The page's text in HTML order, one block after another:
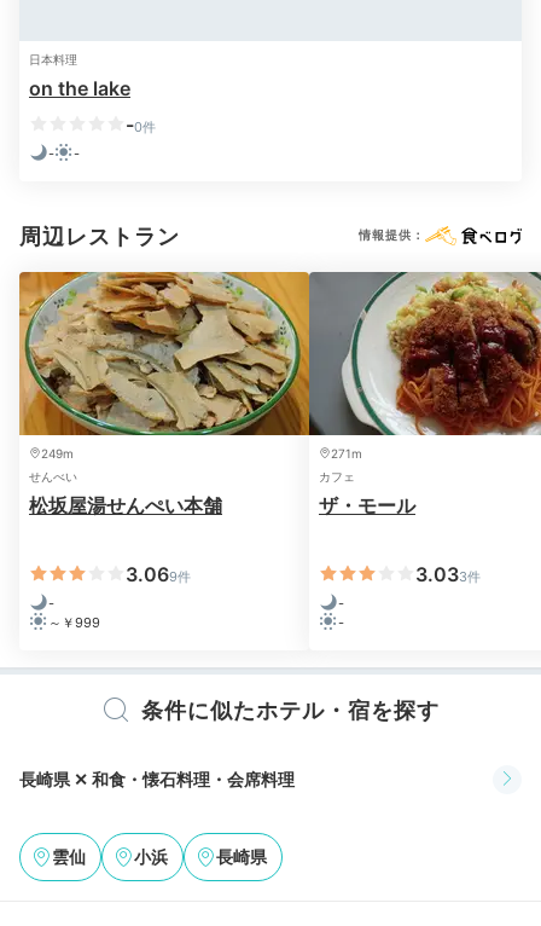
だけます。どのお鮨も本当に美味しいです。
Onsen
21:00
広々とした大浴場で
湖面や星空を満喫
広々と温泉を楽しむなら大浴場「莉園」へ。
な窓から池まで繋がっているような開放感が魅力的
日本料理
on the lake
-0件
-
-
周辺レストラン 情報提供：
249m
せんべい
松坂屋湯せんぺい本舗
3.069件
-
～￥999
271m
カフェ
ザ・モール
3.033件
-
-
条件に似たホテル・宿を探す
長崎県 ✕ 和食・懐石料理・会席料理
雲仙 小浜 長崎県